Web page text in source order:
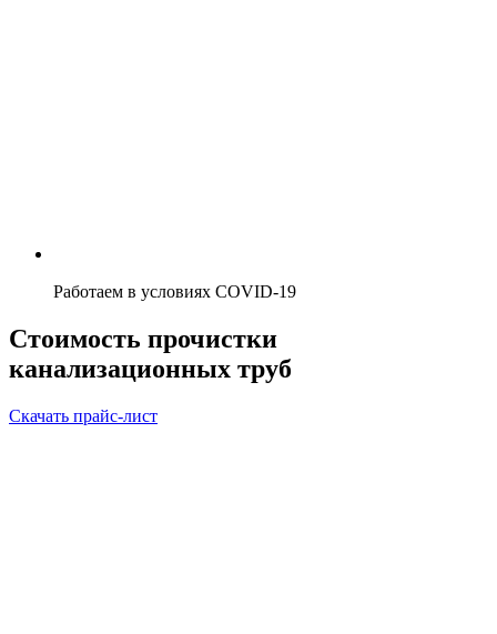
Работаем в условиях COVID-19
Стоимость прочистки
канализационных труб
Скачать прайс-лист